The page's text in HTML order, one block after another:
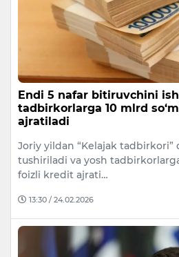
Endi 5 nafar bitiruvchini
tadbirkorlarga 10 mlrd
ajratiladi
Joriy yildan “Kelajak tadbirkori”
tushiriladi va yosh
foizli kredit ajrati…
13:30 / 24.02.2026